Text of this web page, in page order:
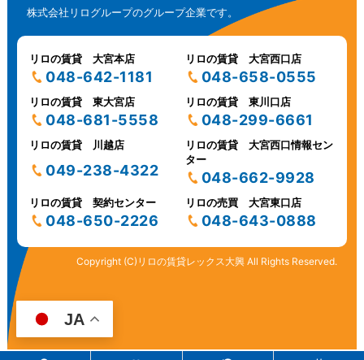
株式会社リログループのグループ企業です。
リロの賃貸 大宮本店
048-642-1181
リロの賃貸 大宮西口店
048-658-0555
リロの賃貸 東大宮店
048-681-5558
リロの賃貸 東川口店
048-299-6661
リロの賃貸 川越店
049-238-4322
リロの賃貸 大宮西口情報セン
ター
048-662-9928
リロの賃貸 契約センター
048-650-2226
リロの売買 大宮東口店
048-643-0888
Copyright (C)リロの賃貸レックス大興 All Rights Reserved.
JA